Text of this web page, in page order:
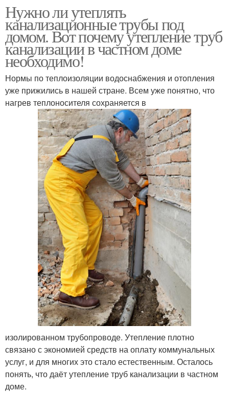
Нужно ли утеплять
канализационные трубы под
домом. Вот почему утепление труб
канализации в частном доме
необходимо!
Нормы по теплоизоляции водоснабжения и отопления
уже прижились в нашей стране. Всем уже понятно, что
нагрев теплоносителя сохраняется в
изолированном трубопроводе. Утепление плотно
связано с экономией средств на оплату коммунальных
услуг, и для многих это стало естественным. Осталось
понять, что даёт утепление труб канализации в частном
доме.